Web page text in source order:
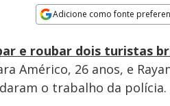
Adicione como fonte
Velocidade
e roubar dois turistas
Américo, 26 anos, e
o trabalho da polícia.